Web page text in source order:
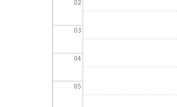
02
03
04
05